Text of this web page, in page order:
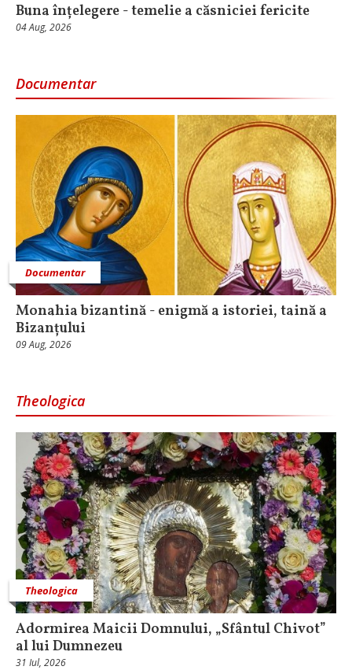
Buna înțelegere - temelie a căsniciei fericite
04 Aug, 2026
Documentar
Documentar
Monahia bizantină - enigmă a istoriei, taină a
Bizanțului
09 Aug, 2026
Theologica
Theologica
Adormirea Maicii Domnului, „Sfântul Chivot”
al lui Dumnezeu
31 Iul, 2026